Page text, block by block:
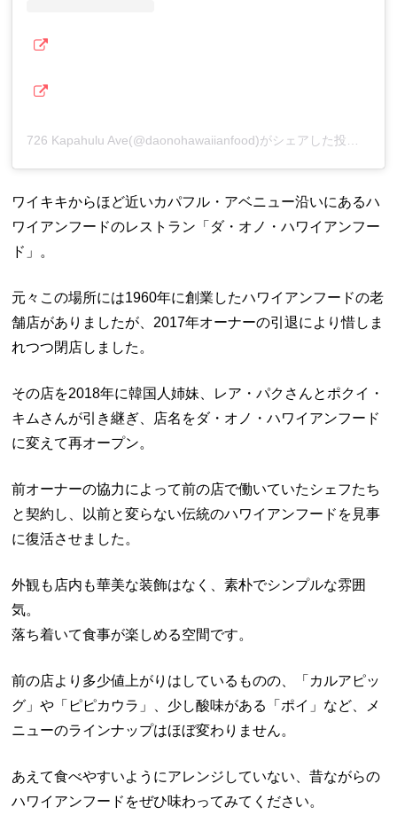
726 Kapahulu Ave(@daonohawaiianfood)がシェアした投稿
ワイキキからほど近いカパフル・アベニュー沿いにあるハ
ワイアンフードのレストラン「ダ・オノ・ハワイアンフー
ド」。
元々この場所には1960年に創業したハワイアンフードの老
舗店がありましたが、2017年オーナーの引退により惜しま
れつつ閉店しました。
その店を2018年に韓国人姉妹、レア・パクさんとポクイ・
キムさんが引き継ぎ、店名をダ・オノ・ハワイアンフード
に変えて再オープン。
前オーナーの協力によって前の店で働いていたシェフたち
と契約し、以前と変らない伝統のハワイアンフードを見事
に復活させました。
外観も店内も華美な装飾はなく、素朴でシンプルな雰囲
気。
落ち着いて食事が楽しめる空間です。
前の店より多少値上がりはしているものの、「カルアピッ
グ」や「ピピカウラ」、少し酸味がある「ポイ」など、メ
ニューのラインナップはほぼ変わりません。
あえて食べやすいようにアレンジしていない、昔ながらの
ハワイアンフードをぜひ味わってみてください。